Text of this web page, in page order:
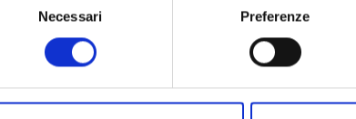
Necessari Preferenze